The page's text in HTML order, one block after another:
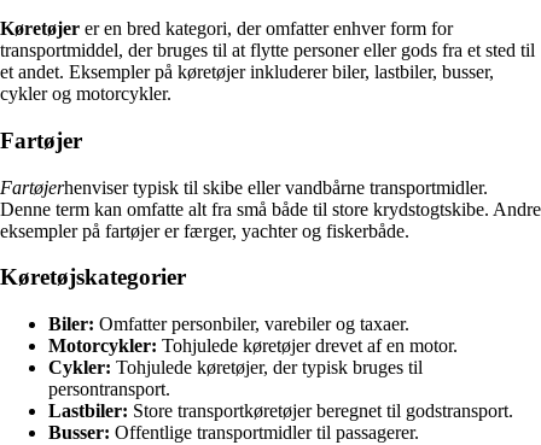
Køretøjer er en bred kategori, der omfatter enhver form for
transportmiddel, der bruges til at flytte personer eller gods fra et sted til
et andet. Eksempler på køretøjer inkluderer biler, lastbiler, busser,
cykler og motorcykler.
Fartøjer
Fartøjerhenviser typisk til skibe eller vandbårne transportmidler.
Denne term kan omfatte alt fra små både til store krydstogtskibe. Andre
eksempler på fartøjer er færger, yachter og fiskerbåde.
Køretøjskategorier
Biler: Omfatter personbiler, varebiler og taxaer.
Motorcykler: Tohjulede køretøjer drevet af en motor.
Cykler: Tohjulede køretøjer, der typisk bruges til
persontransport.
Lastbiler: Store transportkøretøjer beregnet til godstransport.
Busser: Offentlige transportmidler til passagerer.